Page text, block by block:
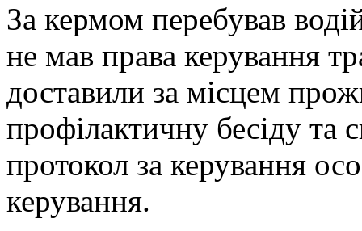
За кермом перебував
не мав права керування
доставили за місцем
профілактичну бесіду та
протокол за керування
керування.